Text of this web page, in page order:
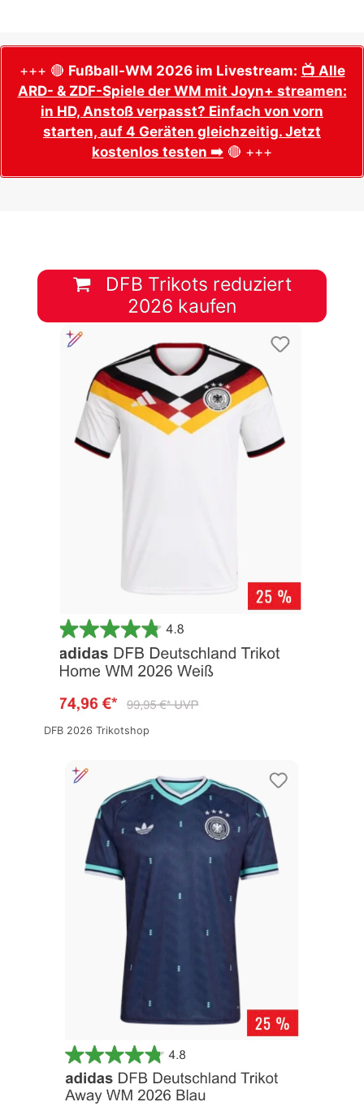
+++ 🔴 Fußball-WM 2026 im Livestream: 📺 Alle
ARD- & ZDF-Spiele der WM mit Joyn+ streamen:
in HD, Anstoß verpasst? Einfach von vorn
starten, auf 4 Geräten gleichzeitig. Jetzt
kostenlos testen ➡️ 🔴 +++
DFB Trikots reduziert
2026 kaufen
DFB 2026 Trikotshop